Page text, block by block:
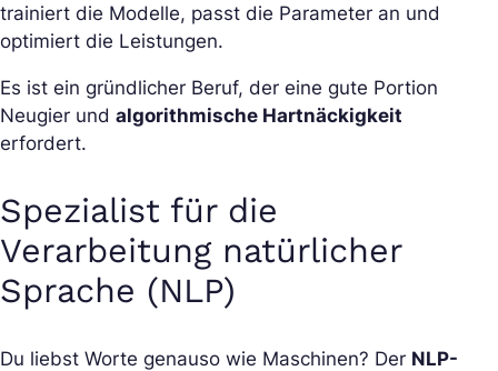
trainiert die Modelle, passt die Parameter an und
optimiert die Leistungen.
Es ist ein gründlicher Beruf, der eine gute Portion
Neugier und algorithmische Hartnäckigkeit
erfordert.
Spezialist für die
Verarbeitung natürlicher
Sprache (NLP)
Du liebst Worte genauso wie Maschinen? Der NLP-